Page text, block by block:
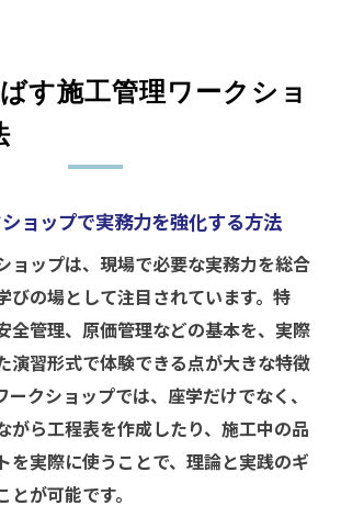
かせる施工管理スキルの習得方法
の基礎力を身につけるワークショ
る体験型施工管理プログラム
工管理プログラムで現場対応力を
力が身につく現場参加型プログラ
の実践力を高める体験プログラム
を解決する施工管理プログラム活
す施工管理ワークショ
ョップで実務力を強化する方法
ョップは、現場で必要な実務力を総合
びの場として注目されています。特
全管理、原価管理などの基本を、実際
演習形式で体験できる点が大きな特徴
ークショップでは、座学だけでなく、
がら工程表を作成したり、施工中の品
を実際に使うことで、理論と実践のギ
が可能です。